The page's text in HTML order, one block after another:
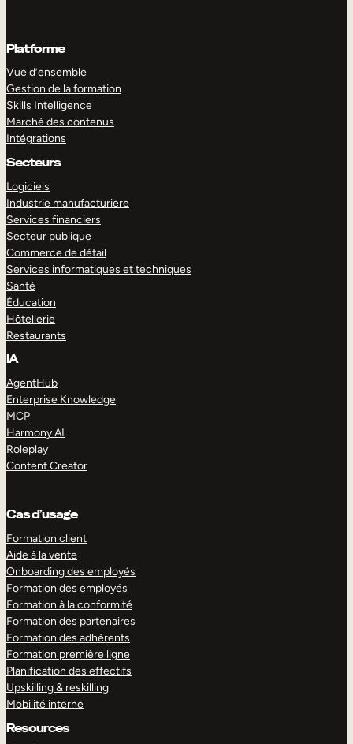
Platforme
Vue d’ensemble
Gestion de la formation
Skills Intelligence
Marché des contenus
Intégrations
Secteurs
Logiciels
Industrie manufacturiere
Services financiers
Secteur publique
Commerce de détail
Services informatiques et techniques
Santé
Éducation
Hôtellerie
Restaurants
IA
AgentHub
Enterprise Knowledge
MCP
Harmony AI
Roleplay
Content Creator
Cas d’usage
Formation client
Aide à la vente
Onboarding des employés
Formation des employés
Formation à la conformité
Formation des partenaires
Formation des adhérents
Formation première ligne
Planification des effectifs
Upskilling & reskilling
Mobilité interne
Resources